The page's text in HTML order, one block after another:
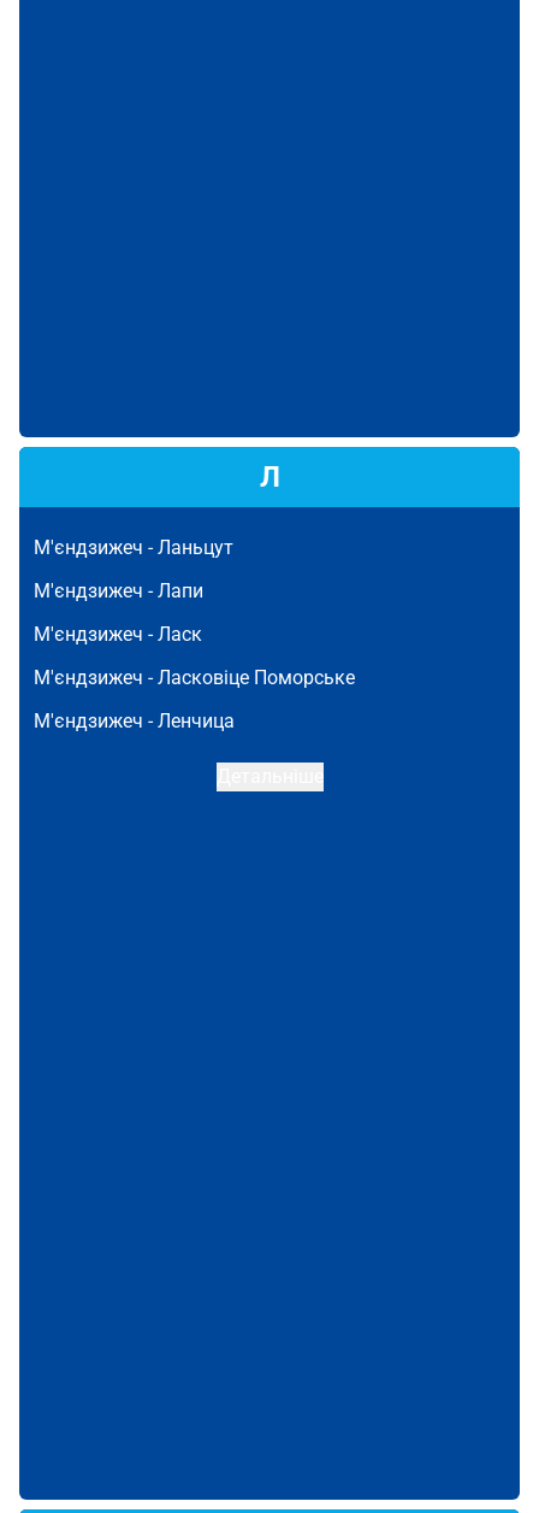
Л
М'єндзижеч -Ланьцут
М'єндзижеч -Лапи
М'єндзижеч -Ласк
М'єндзижеч -Ласковіце Поморське
М'єндзижеч -Ленчица